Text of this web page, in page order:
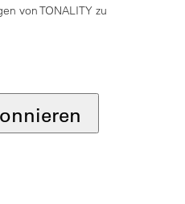
von TONALITY zu